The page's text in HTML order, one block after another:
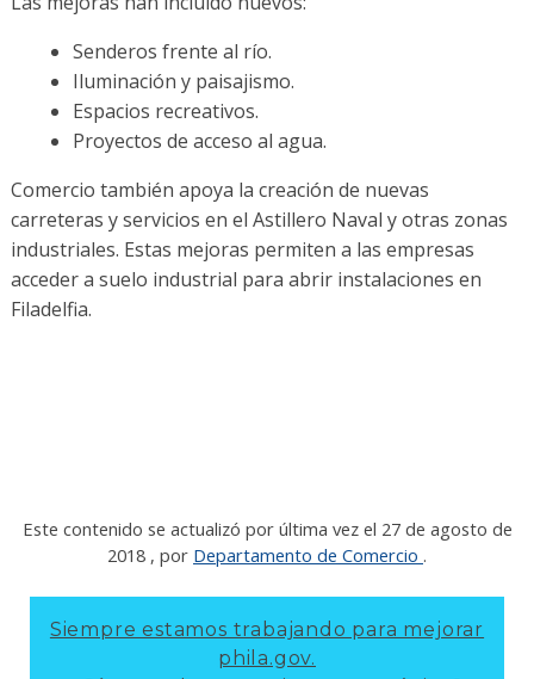
Senderos frente al río.
Iluminación y paisajismo.
Espacios recreativos.
Proyectos de acceso al agua.
Comercio también apoya la creación de nuevas
carreteras y servicios en el Astillero Naval y otras zonas
industriales. Estas mejoras permiten a las empresas
acceder a suelo industrial para abrir instalaciones en
Filadelfia.
Este contenido se actualizó por última vez el 27 de agosto de
2018 , por Departamento de Comercio .
Siempre estamos trabajando para mejorar
phila.gov.